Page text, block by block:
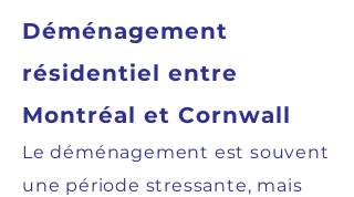
Déménagement
résidentiel entre
Montréal et Cornwall
Le déménagement est souvent
une période stressante, mais